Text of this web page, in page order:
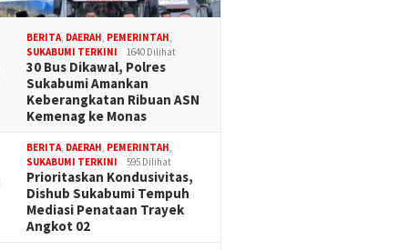
BERITA, DAERAH, PEMERINTAH,
SUKABUMI TERKINI
1640 Dilihat
30 Bus Dikawal, Polres
Sukabumi Amankan
Keberangkatan Ribuan ASN
Kemenag ke Monas
BERITA, DAERAH, PEMERINTAH,
SUKABUMI TERKINI
595 Dilihat
Prioritaskan Kondusivitas,
Dishub Sukabumi Tempuh
Mediasi Penataan Trayek
Angkot 02